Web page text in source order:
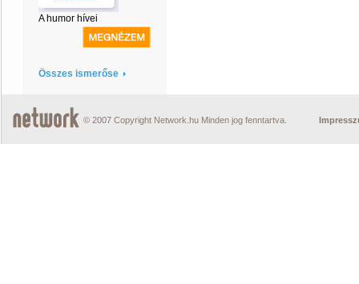
A humor hívei
Összes ismerőse
© 2007 Copyright Network.hu Minden jog fenntartva.